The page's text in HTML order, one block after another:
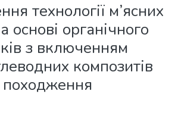
технології м’ясних
основі органічного
з включенням
композитів
походження